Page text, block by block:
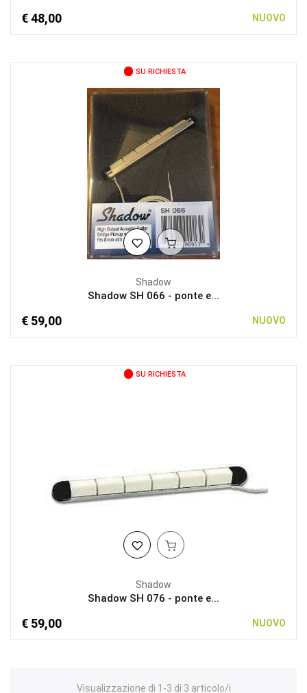
€ 48,00 NUOVO
SU RICHIESTA
Shadow
Shadow SH 066 - ponte e...
€ 59,00 NUOVO
SU RICHIESTA
Shadow
Shadow SH 076 - ponte e...
€ 59,00 NUOVO
Visualizzazione di 1-3 di 3 articolo/i